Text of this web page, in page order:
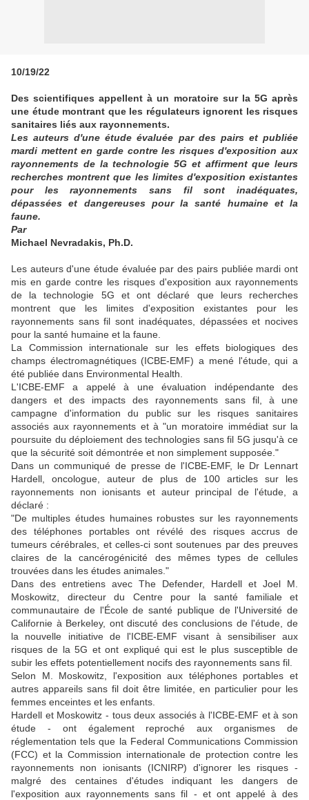
10/19/22
Des scientifiques appellent à un moratoire sur la 5G après
une étude montrant que les régulateurs ignorent les risques
sanitaires liés aux rayonnements.
Les auteurs d'une étude évaluée par des pairs et publiée
mardi mettent en garde contre les risques d'exposition aux
rayonnements de la technologie 5G et affirment que leurs
recherches montrent que les limites d'exposition existantes
pour les rayonnements sans fil sont inadéquates,
dépassées et dangereuses pour la santé humaine et la
faune.
Par
Michael Nevradakis, Ph.D.
Les auteurs d'une étude évaluée par des pairs publiée mardi ont
mis en garde contre les risques d'exposition aux rayonnements
de la technologie 5G et ont déclaré que leurs recherches
montrent que les limites d'exposition existantes pour les
rayonnements sans fil sont inadéquates, dépassées et nocives
pour la santé humaine et la faune.
La Commission internationale sur les effets biologiques des
champs électromagnétiques (ICBE-EMF) a mené l'étude, qui a
été publiée dans Environmental Health.
L'ICBE-EMF a appelé à une évaluation indépendante des
dangers et des impacts des rayonnements sans fil, à une
campagne d'information du public sur les risques sanitaires
associés aux rayonnements et à "un moratoire immédiat sur la
poursuite du déploiement des technologies sans fil 5G jusqu'à ce
que la sécurité soit démontrée et non simplement supposée."
Dans un communiqué de presse de l'ICBE-EMF, le Dr Lennart
Hardell, oncologue, auteur de plus de 100 articles sur les
rayonnements non ionisants et auteur principal de l'étude, a
déclaré :
"De multiples études humaines robustes sur les rayonnements
des téléphones portables ont révélé des risques accrus de
tumeurs cérébrales, et celles-ci sont soutenues par des preuves
claires de la cancérogénicité des mêmes types de cellules
trouvées dans les études animales."
Dans des entretiens avec The Defender, Hardell et Joel M.
Moskowitz, directeur du Centre pour la santé familiale et
communautaire de l'École de santé publique de l'Université de
Californie à Berkeley, ont discuté des conclusions de l'étude, de
la nouvelle initiative de l'ICBE-EMF visant à sensibiliser aux
risques de la 5G et ont expliqué qui est le plus susceptible de
subir les effets potentiellement nocifs des rayonnements sans fil.
Selon M. Moskowitz, l'exposition aux téléphones portables et
autres appareils sans fil doit être limitée, en particulier pour les
femmes enceintes et les enfants.
Hardell et Moskowitz - tous deux associés à l'ICBE-EMF et à son
étude - ont également reproché aux organismes de
réglementation tels que la Federal Communications Commission
(FCC) et la Commission internationale de protection contre les
rayonnements non ionisants (ICNIRP) d'ignorer les risques -
malgré des centaines d'études indiquant les dangers de
l'exposition aux rayonnements sans fil - et ont appelé à des